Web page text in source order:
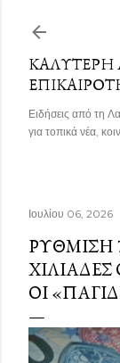
ΚΑΛΎΤΕΡΗ
Ειδήσεις από τη
για τοπικά νέα,
Ιουλίου 06, 2026
ΡΎΘΜΙΣΗ
ΟΙ